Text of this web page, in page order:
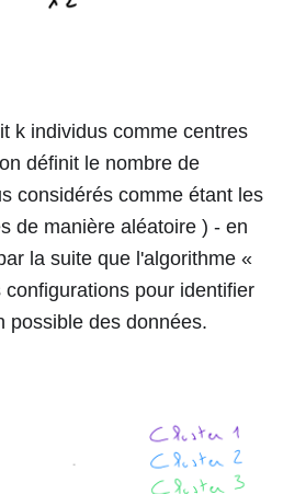
k individus comme centres
définit le nombre de
considérés comme étant les
de manière aléatoire ) - en
la suite que l'algorithme «
pour identifier
possible des données.